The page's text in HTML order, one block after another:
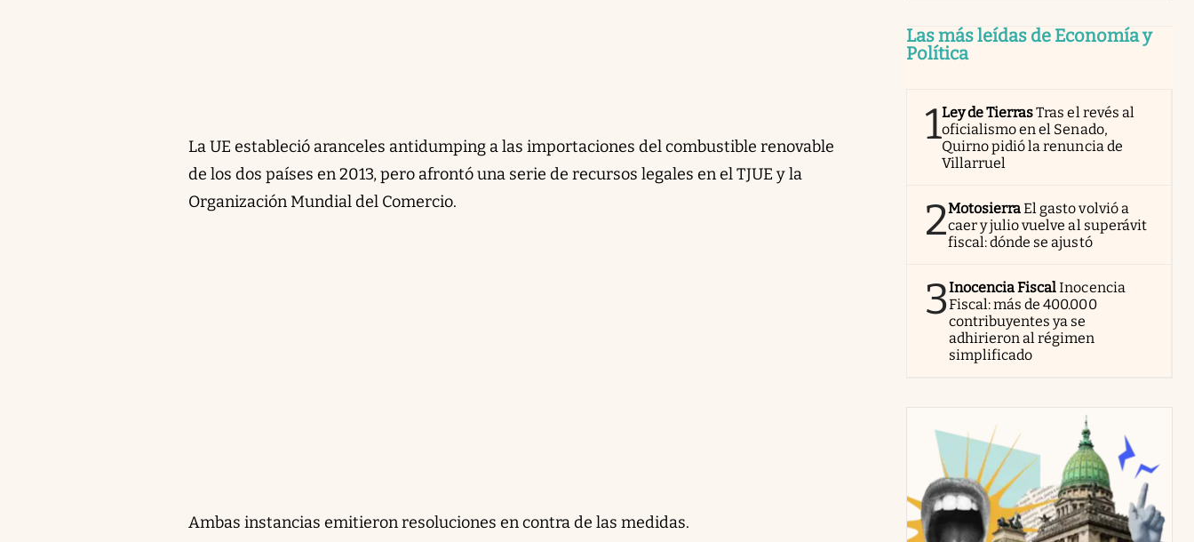
La UE estableció aranceles antidumping a las importaciones del combustible renovable
de los dos países en 2013, pero afrontó una serie de recursos legales en el TJUE y la
Organización Mundial del Comercio.
Ambas instancias emitieron resoluciones en contra de las medidas.
Las más leídas de Economía y
Política
1Ley de TierrasTras el revés al
oficialismo en el Senado,
Quirno pidió la renuncia de
Villarruel
2MotosierraEl gasto volvió a
caer y julio vuelve al superávit
fiscal: dónde se ajustó
3Inocencia FiscalInocencia
Fiscal: más de 400.000
contribuyentes ya se
adhirieron al régimen
simplificado